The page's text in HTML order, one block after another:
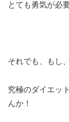
とても勇気が必
それでも、もし
究極のダイエッ
んか！